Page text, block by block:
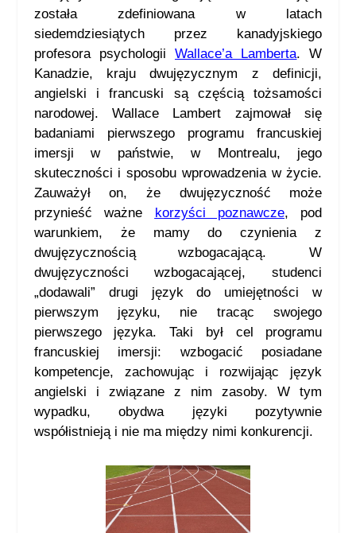
została zdefiniowana w latach
siedemdziesiątych przez kanadyjskiego
profesora psychologii Wallace’a Lamberta. W
Kanadzie, kraju dwujęzycznym z definicji,
angielski i francuski są częścią tożsamości
narodowej. Wallace Lambert zajmował się
badaniami pierwszego programu francuskiej
imersji w państwie, w Montrealu, jego
skuteczności i sposobu wprowadzenia w życie.
Zauważył on, że dwujęzyczność może
przynieść ważne
korzyści poznawcze, pod
warunkiem, że mamy do czynienia z
dwujęzycznością wzbogacającą. W
dwujęzyczności wzbogacającej, studenci
„dodawali” drugi język do umiejętności w
pierwszym języku, nie tracąc swojego
pierwszego języka. Taki był cel programu
francuskiej imersji: wzbogacić posiadane
kompetencje, zachowując i rozwijając język
angielski i związane z nim zasoby. W tym
wypadku, obydwa języki pozytywnie
współistnieją i nie ma między nimi konkurencji.